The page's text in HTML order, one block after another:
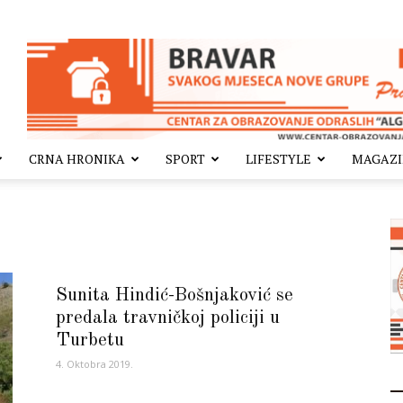
CRNA HRONIKA SPORT LIFESTYLE
Sunita Hindić-Bošnjaković se
predala travničkoj policiji u
Turbetu
4. Oktobra 2019.